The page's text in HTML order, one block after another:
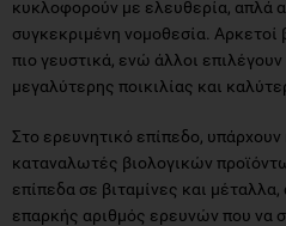
κυκλοφορούν με ελευθερία, απλά
συγκεκριμένη νομοθεσία. Αρκετοί
πιο γευστικά, ενώ άλλοι
μεγαλύτερης ποικιλίας και
Στο ερευνητικό επίπεδο, υπάρχουν
καταναλωτές βιολογικών
επίπεδα σε βιταμίνες και
επαρκής αριθμός ερευνών που να